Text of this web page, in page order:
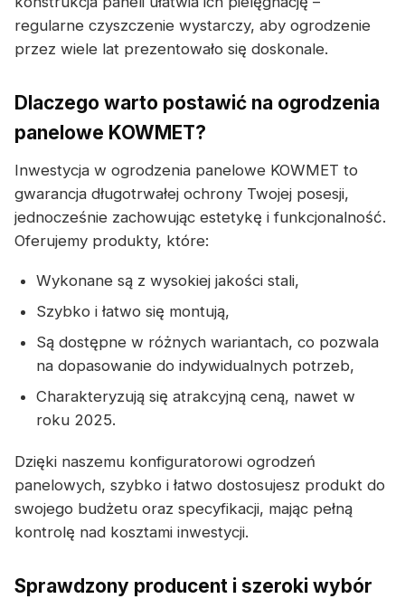
regularne czyszczenie wystarczy, aby ogrodzenie
przez wiele lat prezentowało się doskonale.
Dlaczego warto postawić na ogrodzenia
panelowe KOWMET?
Inwestycja w ogrodzenia panelowe KOWMET to
gwarancja długotrwałej ochrony Twojej posesji,
jednocześnie zachowując estetykę i funkcjonalność.
Oferujemy produkty, które:
Wykonane są z wysokiej jakości stali,
Szybko i łatwo się montują,
Są dostępne w różnych wariantach, co pozwala
na dopasowanie do indywidualnych potrzeb,
Charakteryzują się atrakcyjną ceną, nawet w
roku 2025.
Dzięki naszemu konfiguratorowi ogrodzeń
panelowych, szybko i łatwo dostosujesz produkt do
swojego budżetu oraz specyfikacji, mając pełną
kontrolę nad kosztami inwestycji.
Sprawdzony producent i szeroki wybór